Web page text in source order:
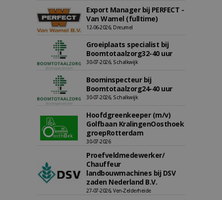
Export Manager bij PERFECT -
Van Wamel (fulltime)
12-06-2026, Dreumel
Groeiplaats specialist bij
Boomtotaalzorg32-40 uur
30-07-2026, Schalkwijk
Boominspecteur bij
Boomtotaalzorg24-40 uur
30-07-2026, Schalkwijk
Hoofdgreenkeeper (m/v)
Golfbaan KralingenOosthoek
groepRotterdam
30-07-2026
Proefveldmedewerker/
Chauffeur
landbouwmachines bij DSV
zaden Nederland B.V.
27-07-2026, Ven-Zelderheide